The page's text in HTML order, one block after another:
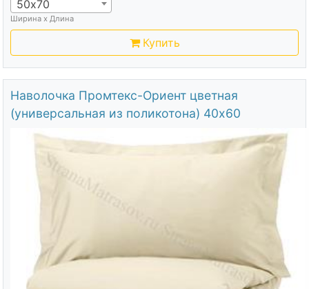
50х70
Ширина х Длина
Купить
Наволочка Промтекс-Ориент цветная
(универсальная из поликотона) 40х60